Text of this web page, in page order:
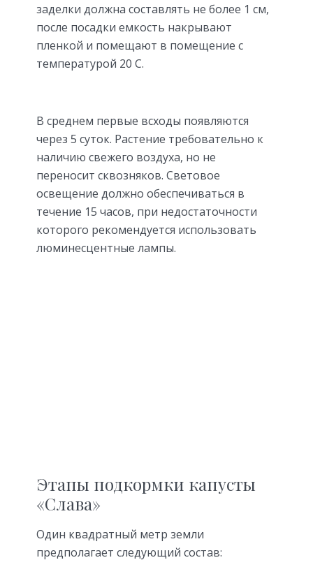
заделки должна составлять не более 1 см,
после посадки емкость накрывают
пленкой и помещают в помещение с
температурой 20 C.
В среднем первые всходы появляются
через 5 суток. Растение требовательно к
наличию свежего воздуха, но не
переносит сквозняков. Световое
освещение должно обеспечиваться в
течение 15 часов, при недостаточности
которого рекомендуется использовать
люминесцентные лампы.
Этапы подкормки капусты
«Слава»
Один квадратный метр земли
предполагает следующий состав: